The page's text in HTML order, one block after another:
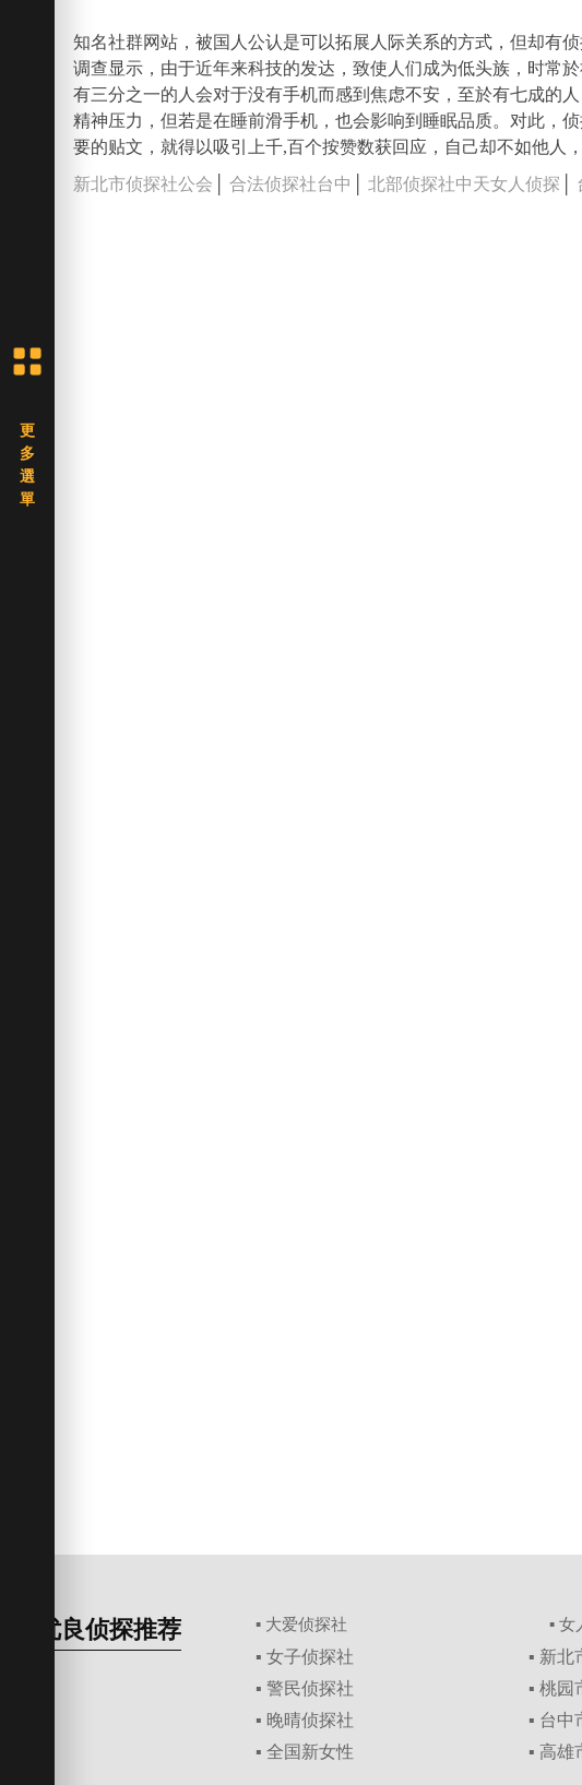
知名社群网站，被国人公认是可以拓展人际关系的方式，但却有
调查显示，由于近年来科技的发达，致使人们成为低头族，时常
有三分之一的人会对于没有手机而感到焦虑不安，至於有七成的
精神压力，但若是在睡前滑手机，也会影响到睡眠品质。对此，
要的贴文，就得以吸引上千,百个按赞数获回应，自己却不如他人
新北市侦探社公会 │合法侦探社台中 │北部侦探社中天女人侦探
优良侦探推荐 ▪ 大爱侦探社 ▪ 女
▪ 女子侦探社
▪ 警民侦探社
▪ 晚晴侦探社
▪ 全国新女性
▪ 新北
▪ 桃园
▪ 台中
▪ 高雄